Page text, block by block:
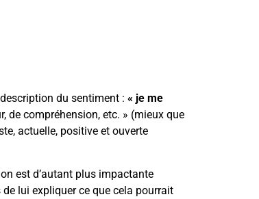
du sentiment : « je me
de compréhension, etc. » (mieux que
actuelle, positive et ouverte
est d’autant plus impactante
de lui expliquer ce que cela pourrait